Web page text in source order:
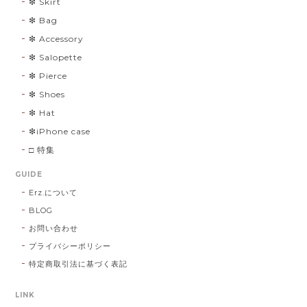
❇︎ Bag
❇︎ Accessory
❇︎ Salopette
❇︎ Pierce
❇︎ Shoes
❇︎ Hat
❇︎iPhone case
□ 特集
GUIDE
Erz.について
BLOG
お問い合わせ
プライバシーポリシー
特定商取引法に基づく表記
LINK